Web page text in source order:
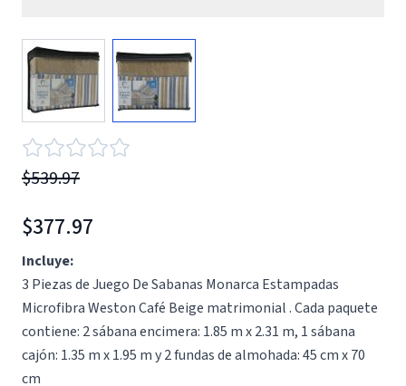
View larger imageView larger image
$539.97
$377.97
Incluye:
3 Piezas de Juego De Sabanas Monarca Estampadas
Microfibra Weston Café Beige matrimonial . Cada paquete
contiene: 2 sábana encimera: 1.85 m x 2.31 m, 1 sábana
cajón: 1.35 m x 1.95 m y 2 fundas de almohada: 45 cm x 70
cm